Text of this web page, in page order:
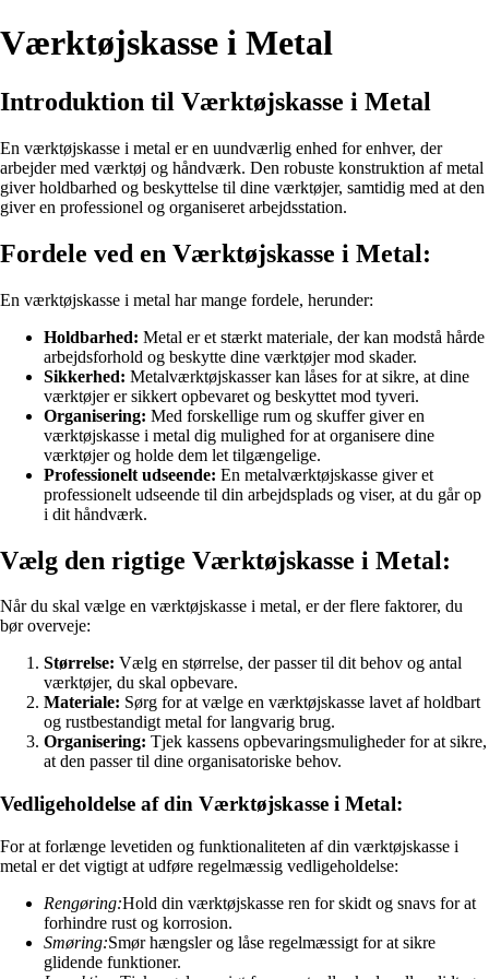
Værktøjskasse i Metal
Introduktion til Værktøjskasse i Metal
En værktøjskasse i metal er en uundværlig enhed for enhver, der
arbejder med værktøj og håndværk. Den robuste konstruktion af metal
giver holdbarhed og beskyttelse til dine værktøjer, samtidig med at den
giver en professionel og organiseret arbejdsstation.
Fordele ved en Værktøjskasse i Metal:
En værktøjskasse i metal har mange fordele, herunder:
Holdbarhed: Metal er et stærkt materiale, der kan modstå hårde
arbejdsforhold og beskytte dine værktøjer mod skader.
Sikkerhed: Metalværktøjskasser kan låses for at sikre, at dine
værktøjer er sikkert opbevaret og beskyttet mod tyveri.
Organisering: Med forskellige rum og skuffer giver en
værktøjskasse i metal dig mulighed for at organisere dine
værktøjer og holde dem let tilgængelige.
Professionelt udseende: En metalværktøjskasse giver et
professionelt udseende til din arbejdsplads og viser, at du går op
i dit håndværk.
Vælg den rigtige Værktøjskasse i Metal:
Når du skal vælge en værktøjskasse i metal, er der flere faktorer, du
bør overveje:
Størrelse: Vælg en størrelse, der passer til dit behov og antal
værktøjer, du skal opbevare.
Materiale: Sørg for at vælge en værktøjskasse lavet af holdbart
og rustbestandigt metal for langvarig brug.
Organisering: Tjek kassens opbevaringsmuligheder for at sikre,
at den passer til dine organisatoriske behov.
Vedligeholdelse af din Værktøjskasse i Metal:
For at forlænge levetiden og funktionaliteten af din værktøjskasse i
metal er det vigtigt at udføre regelmæssig vedligeholdelse:
Rengøring:Hold din værktøjskasse ren for skidt og snavs for at
forhindre rust og korrosion.
Smøring:Smør hængsler og låse regelmæssigt for at sikre
glidende funktioner.